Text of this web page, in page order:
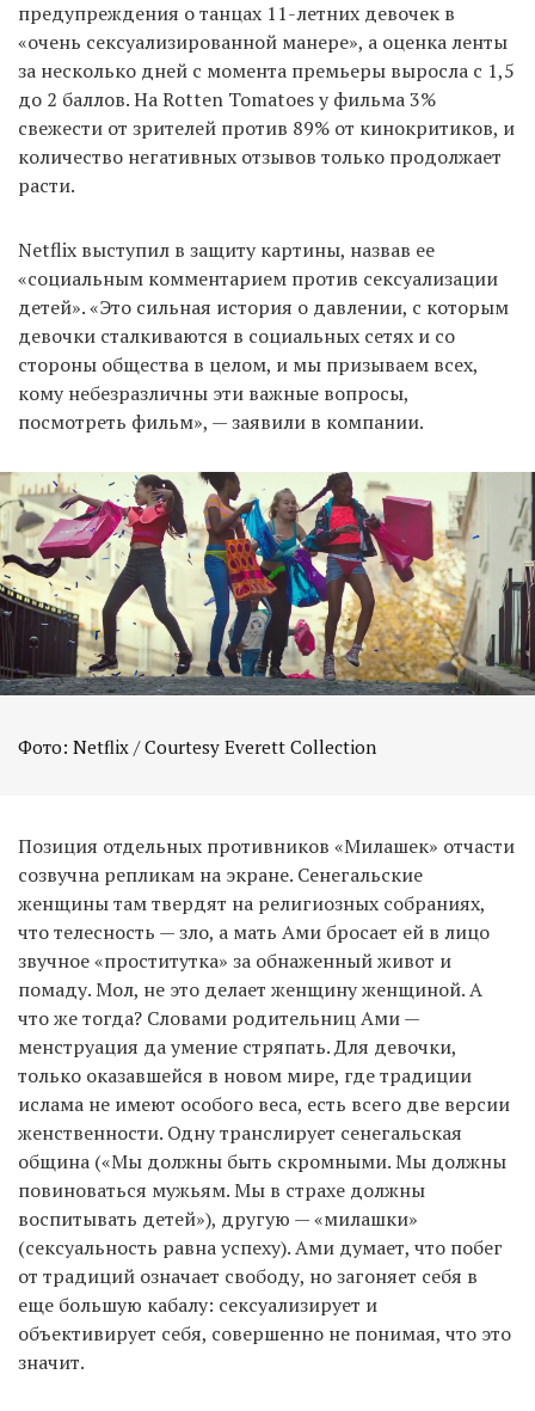
предупреждения о танцах 11-летних девочек в
«очень сексуализированной манере», а оценка ленты
за несколько дней с момента премьеры выросла с 1,5
до 2 баллов. На Rotten Tomatoes у фильма 3%
свежести от зрителей против 89% от кинокритиков, и
количество негативных отзывов только продолжает
расти.
Netflix выступил в защиту картины, назвав ее
«социальным комментарием против сексуализации
детей». «Это сильная история о давлении, с которым
девочки сталкиваются в социальных сетях и со
стороны общества в целом, и мы призываем всех,
кому небезразличны эти важные вопросы,
посмотреть фильм», — заявили в компании.
Фото: Netflix / Courtesy Everett Collection
Позиция отдельных противников «Милашек» отчасти
созвучна репликам на экране. Сенегальские
женщины там твердят на религиозных собраниях,
что телесность — зло, а мать Ами бросает ей в лицо
звучное «проститутка» за обнаженный живот и
помаду. Мол, не это делает женщину женщиной. А
что же тогда? Словами родительниц Ами —
менструация да умение стряпать. Для девочки,
только оказавшейся в новом мире, где традиции
ислама не имеют особого веса, есть всего две версии
женственности. Одну транслирует сенегальская
община («Мы должны быть скромными. Мы должны
повиноваться мужьям. Мы в страхе должны
воспитывать детей»), другую — «милашки»
(сексуальность равна успеху). Ами думает, что побег
от традиций означает свободу, но загоняет себя в
еще большую кабалу: сексуализирует и
объективирует себя, совершенно не понимая, что это
значит.